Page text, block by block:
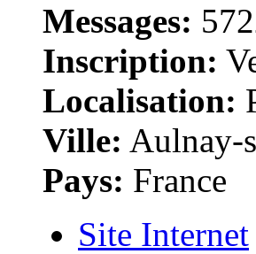
Messages:
Inscription:
Localisation:
Ville: Aulnay-
Pays: France
Site Internet